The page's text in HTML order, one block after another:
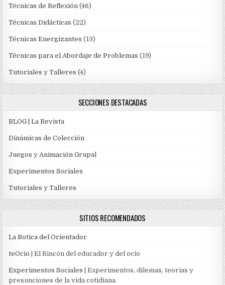
Técnicas de Reflexión (46)
Técnicas Didácticas (22)
Técnicas Energizantes (13)
Técnicas para el Abordaje de Problemas (19)
Tutoriales y Talleres (4)
SECCIONES DESTACADAS
BLOG | La Revista
Dinámicas de Colección
Juegos y Animación Grupal
Experimentos Sociales
Tutoriales y Talleres
SITIOS RECOMENDADOS
La Botica del Orientador
teOcio | El Rincón del educador y del ocio
Experimentos Sociales | Experimentos, dilemas, teorías y
presunciones de la vida cotidiana